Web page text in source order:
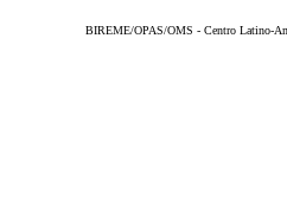
BIREME/OPAS/OMS - Centro Latino-